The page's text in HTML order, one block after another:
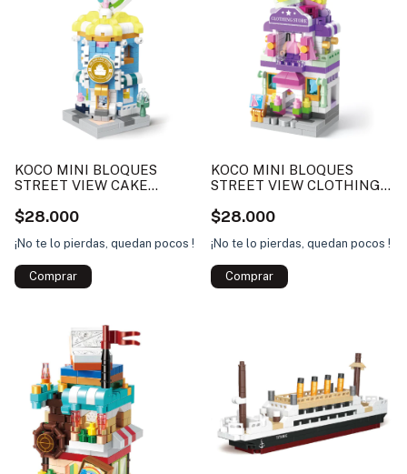
KOCO MINI BLOQUES
STREET VIEW CAKE
$28.000
¡No te lo pierdas, quedan pocos !
KOCO MINI BLOQUES
STREET VIEW CLOTHING
$28.000
¡No te lo pierdas, quedan pocos !